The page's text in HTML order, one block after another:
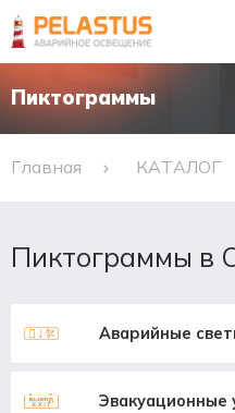
Пиктограммы
Главная КАТАЛОГ
Пиктограммы в
Аварийные
Эвакуационные